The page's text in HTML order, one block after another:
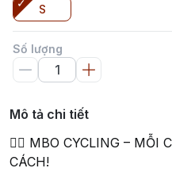
S
Số lượng
Mô tả chi tiết
🚴‍♂️ MBO CYCLING –
CÁCH!